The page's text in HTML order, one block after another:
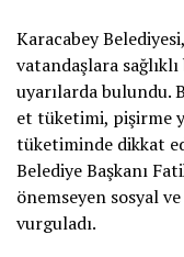
Karacabey
vatandaşlara
uyarılarda bulundu.
et tüketimi, pişirme
tüketiminde dikkat
Belediye Başkanı
önemseyen sosyal
vurguladı.